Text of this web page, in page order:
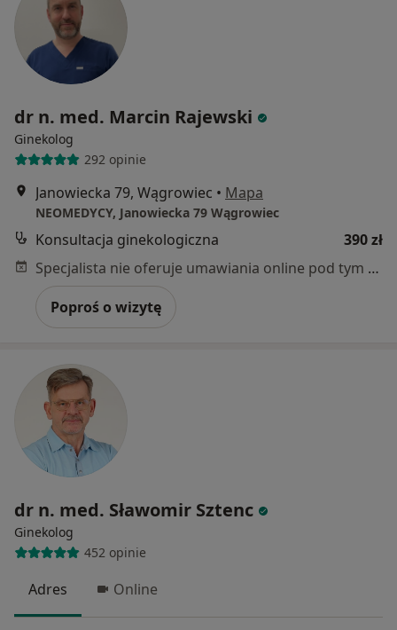
dr n. med. Marcin Rajewski
Ginekolog
292 opinie
Janowiecka 79, Wągrowiec • Mapa
NEOMEDYCY, Janowiecka 79 Wągrowiec
Konsultacja ginekologiczna
390 zł
Specjalista nie oferuje umawiania online pod tym adresem.
Poproś o wizytę
dr n. med. Sławomir Sztenc
Ginekolog
452 opinie
Adres Online